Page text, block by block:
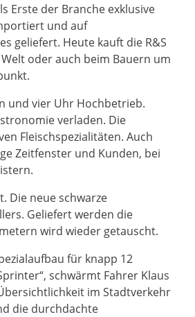
Erste der Branche exklusive
und auf
geliefert. Heute kauft die R&S
oder auch beim Bauern um
und vier Uhr Hochbetrieb.
verladen. Die
Fleischspezialitäten. Auch
Zeitfenster und Kunden, bei
Die neue schwarze
Geliefert werden die
wird wieder getauscht.
für knapp 12
schwärmt Fahrer Klaus
im Stadtverkehr
die durchdachte